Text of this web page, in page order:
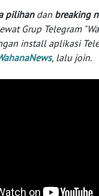
pilihandan breaking
Grup Telegram
install aplikasi
, lalu join.